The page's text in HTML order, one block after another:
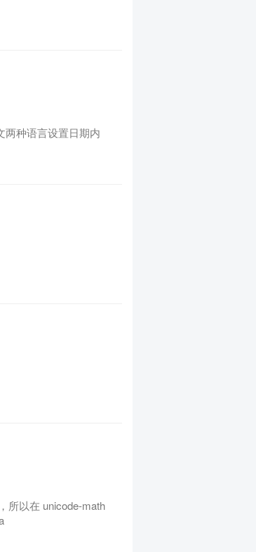
两种语言设置日期内
所以在 unicode-math